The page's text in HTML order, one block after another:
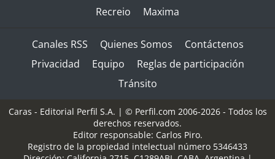
Recreio
Maxima
Canales RSS Quienes Somos
Contáctenos
Privacidad
Equipo
Reglas de participación
Tránsito
Caras - Editorial Perfil S.A. | © Perfil.com 2006-2026 - Todos los
derechos reservados.
Editor responsable: Carlos Piro.
Registro de la propiedad intelectual número 5346433